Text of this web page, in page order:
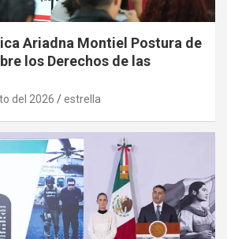
Ariadna Montiel Postura de
los Derechos de las
del 2026 estrella